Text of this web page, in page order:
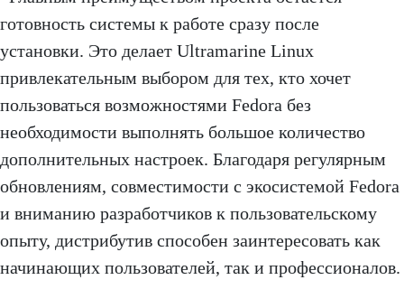
готовность системы к работе сразу после
установки. Это делает Ultramarine Linux
привлекательным выбором для тех, кто хочет
пользоваться возможностями Fedora без
необходимости выполнять большое количество
дополнительных настроек. Благодаря регулярным
обновлениям, совместимости с экосистемой Fedora
и вниманию разработчиков к пользовательскому
опыту, дистрибутив способен заинтересовать как
начинающих пользователей, так и профессионалов.